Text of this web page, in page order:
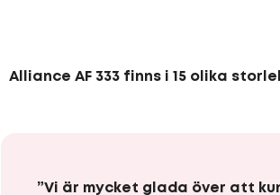
Alliance AF 333 finns i 15 olika
”Vi är mycket glada över att